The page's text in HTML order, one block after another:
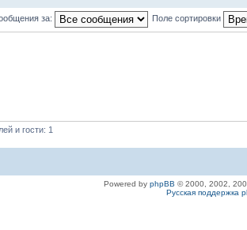
за: Поле сортировки
и гости: 1
Powered by phpBB © 2000, 2002,
Русская поддержка